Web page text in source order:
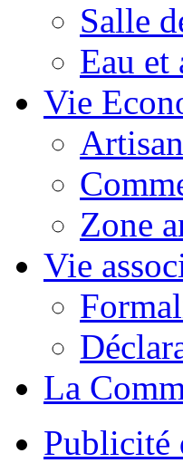
Salle
Eau et
Vie
Zone
Vie
La
Publicité